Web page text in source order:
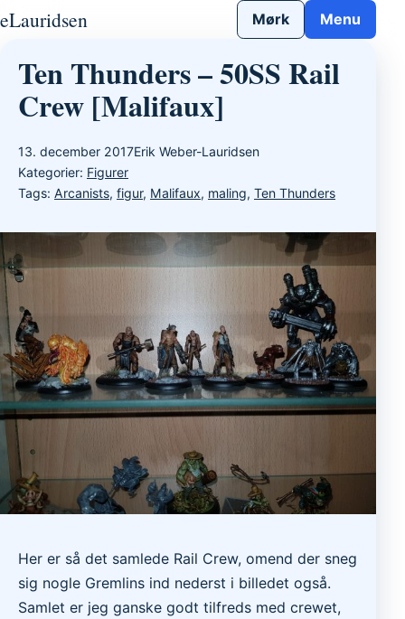
Gå til indhold
eLauridsen Mørk Menu
Ten Thunders – 50SS Rail
Crew [Malifaux]
13. december 2017Erik Weber-Lauridsen
Kategorier: Figurer
Tags: Arcanists, figur, Malifaux, maling, Ten Thunders
Her er så det samlede Rail Crew, omend der sneg
sig nogle Gremlins ind nederst i billedet også.
Samlet er jeg ganske godt tilfreds med crewet,